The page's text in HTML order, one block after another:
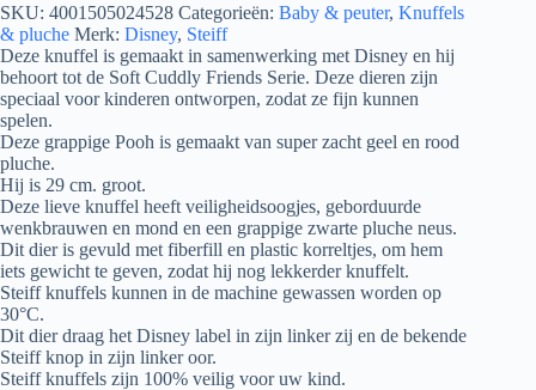
pluche
knuffel
aantal
SKU: 4001505024528 Categorieën: Baby & peuter, Knuffels
& pluche Merk: Disney, Steiff
Deze knuffel is gemaakt in samenwerking met Disney en hij
behoort tot de Soft Cuddly Friends Serie. Deze dieren zijn
speciaal voor kinderen ontworpen, zodat ze fijn kunnen
spelen.
Deze grappige Pooh is gemaakt van super zacht geel en rood
pluche.
Hij is 29 cm. groot.
Deze lieve knuffel heeft veiligheidsoogjes, geborduurde
wenkbrauwen en mond en een grappige zwarte pluche neus.
Dit dier is gevuld met fiberfill en plastic korreltjes, om hem
iets gewicht te geven, zodat hij nog lekkerder knuffelt.
Steiff knuffels kunnen in de machine gewassen worden op
30°C.
Dit dier draag het Disney label in zijn linker zij en de bekende
Steiff knop in zijn linker oor.
Steiff knuffels zijn 100% veilig voor uw kind.